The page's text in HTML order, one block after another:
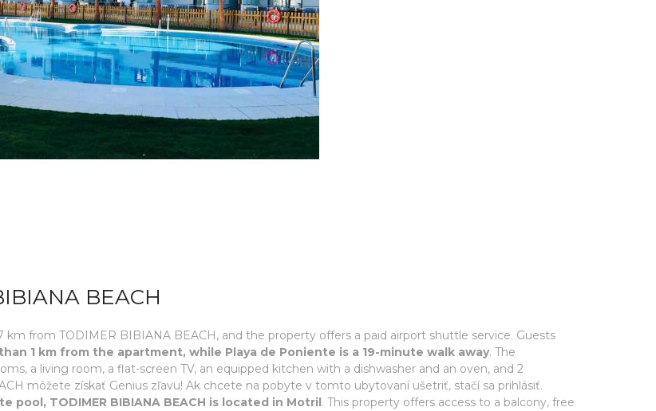
BEACH
km from TODIMER BIBIANA BEACH, and the property offers a paid airport shuttle service. Guests
1 km from the apartment, while Playa de Poniente is a 19-minute walk away. The
a living room, a flat-screen TV, an equipped kitchen with a dishwasher and an oven, and 2
môžete získať Genius zľavu! Ak chcete na pobyte v tomto ubytovaní ušetriť, stačí sa prihlásiť.
TODIMER BIBIANA BEACH is located in Motril. This property offers access to a balcony, free